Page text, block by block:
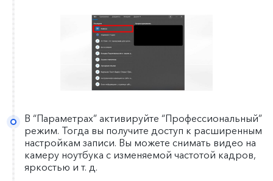
В “Параметрах” активируйте “Профессиональный”
режим. Тогда вы получите доступ к расширенным
настройкам записи. Вы можете снимать видео на
камеру ноутбука с изменяемой частотой кадров,
яркостью и т. д.